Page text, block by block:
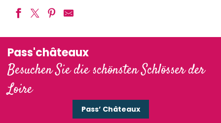
Château du Clos Lucé – Parc Leonardo da Vinci
Château de Montrésor
Château des Grotteaux
Château de Cheverny
Parc et Château de Beauregard
Chateau de Troussay
Pass'châteaux
Besuchen Sie die schönsten Schlösser der
Loire
Pass’ Châteaux